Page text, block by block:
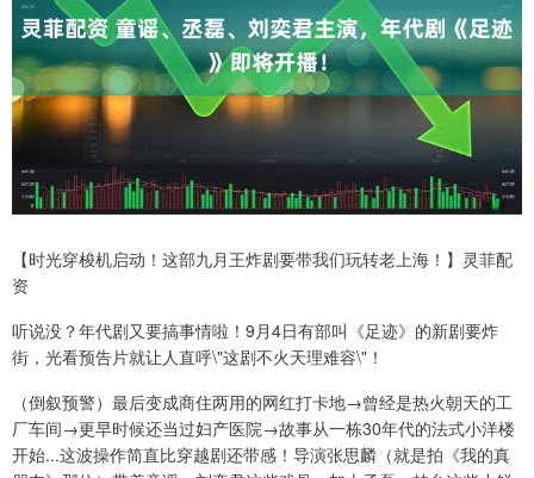
【时光穿梭机启动！这部九月王炸剧要带我们玩转老上海！】灵菲配
资
听说没？年代剧又要搞事情啦！9月4日有部叫《足迹》的新剧要炸
街，光看预告片就让人直呼\"这剧不火天理难容\"！
（倒叙预警）最后变成商住两用的网红打卡地→曾经是热火朝天的工
厂车间→更早时候还当过妇产医院→故事从一栋30年代的法式小洋楼
开始...这波操作简直比穿越剧还带感！导演张思麟（就是拍《我的真